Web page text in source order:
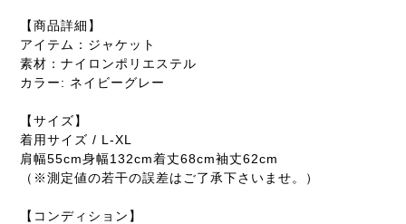
【商品詳細】
アイテム：ジャケット
素材：ナイロンポリエステル
カラー: ネイビーグレー
【サイズ】
着用サイズ / L-XL
肩幅55cm身幅132cm着丈68cm袖丈62cm
（※測定値の若干の誤差はご了承下さいませ。）
【コンディション】